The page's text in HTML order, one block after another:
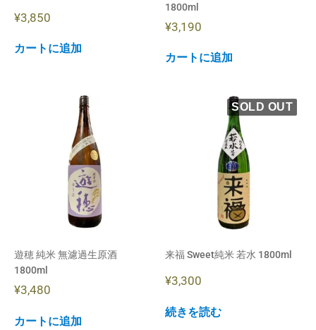
¥3,850
カートに追加
1800ml
¥3,190
カートに追加
遊穂 純米 無濾過生原酒
1800ml
¥3,480
カートに追加
来福 Sweet純米 若水 1800ml
¥3,300
続きを読む